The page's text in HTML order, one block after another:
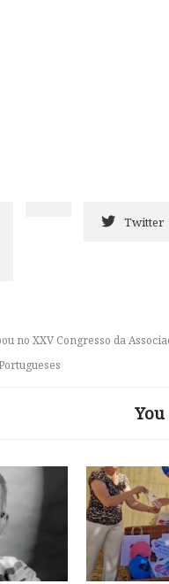
Twitter
no XXV Congresso da